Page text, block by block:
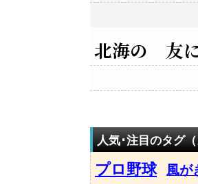
北海の 友
人気･注目のタグ
プロ野球 風が